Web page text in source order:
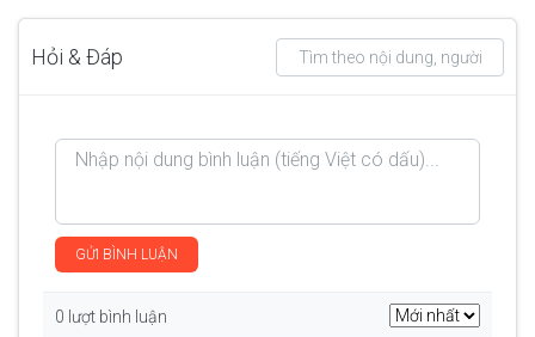
Hỏi & Đáp
GỬI BÌNH LUẬN
0 lượt bình luận